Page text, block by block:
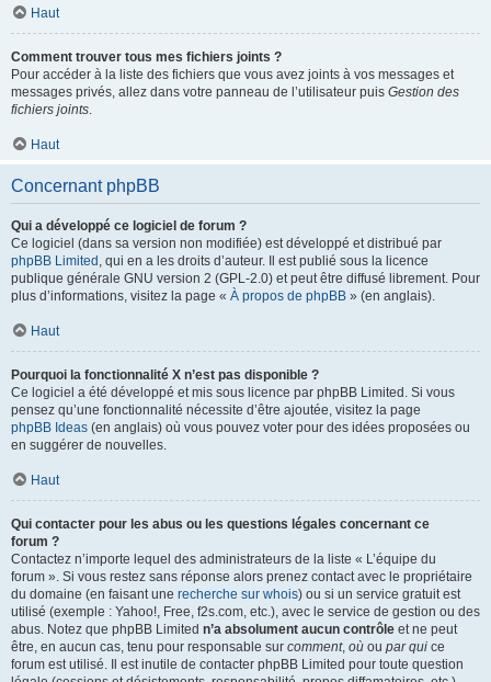
Haut
Comment trouver tous mes fichiers joints ?
Pour accéder à la liste des fichiers que vous avez joints à vos messages et
messages privés, allez dans votre panneau de l’utilisateur puis Gestion des
fichiers joints.
Haut
Concernant phpBB
Qui a développé ce logiciel de forum ?
Ce logiciel (dans sa version non modifiée) est développé et distribué par
phpBB Limited , qui en a les droits d’auteur. Il est publié sous la licence
publique générale GNU version 2 (GPL-2.0) et peut être diffusé librement. Pour
plus d’informations, visitez la page « À propos de phpBB » (en anglais).
Haut
Pourquoi la fonctionnalité X n’est pas disponible ?
Ce logiciel a été développé et mis sous licence par phpBB Limited. Si vous
pensez qu’une fonctionnalité nécessite d’être ajoutée, visitez la page
phpBB Ideas (en anglais) où vous pouvez voter pour des idées proposées ou
en suggérer de nouvelles.
Haut
Qui contacter pour les abus ou les questions légales concernant ce
forum ?
Contactez n’importe lequel des administrateurs de la liste « L’équipe du
forum ». Si vous restez sans réponse alors prenez contact avec le propriétaire
du domaine (en faisant une recherche sur whois) ou si un service gratuit est
utilisé (exemple : Yahoo!, Free, f2s.com, etc.), avec le service de gestion ou des
abus. Notez que phpBB Limited n’a absolument aucun contrôle et ne peut
être, en aucun cas, tenu pour responsable sur comment, où ou par qui ce
forum est utilisé. Il est inutile de contacter phpBB Limited pour toute question